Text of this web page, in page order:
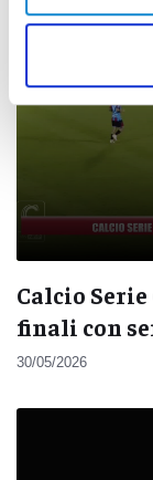
Calcio
finali con
30/05/2026